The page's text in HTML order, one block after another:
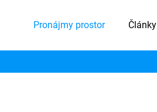
Pronájmy prostor Články